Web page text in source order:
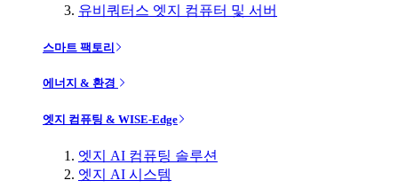
유비쿼터스 엣지 컴퓨터 및 서버
스마트 팩토리
에너지 & 환경
엣지 컴퓨팅 & WISE-Edge
엣지 AI 컴퓨팅 솔루션
엣지 AI 시스템